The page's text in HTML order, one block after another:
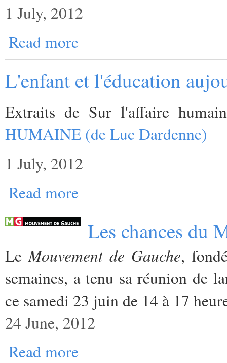
1 July, 2012
Read more
L'enfant et l'éducation
Extraits de Sur l'affaire
HUMAINE (de Luc Dardenne)
1 July, 2012
Read more
Les chances du
LeMouvement de Gauche,
semaines, a tenu sa réunion de
ce samedi 23 juin de 14 à 17
24 June, 2012
Read more